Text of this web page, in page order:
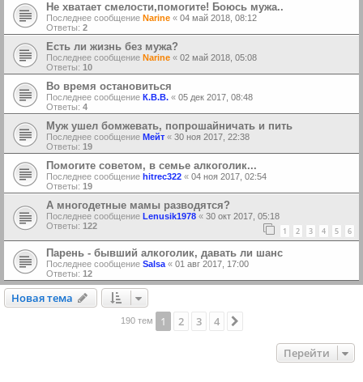
Не хватает смелости,помогите! Боюсь мужа..
Последнее сообщение Narine « 04 май 2018, 08:12
Ответы: 2
Есть ли жизнь без мужа?
Последнее сообщение Narine « 02 май 2018, 05:08
Ответы: 10
Во время остановиться
Последнее сообщение К.В.В. « 05 дек 2017, 08:48
Ответы: 4
Муж ушел бомжевать, попрошайничать и пить
Последнее сообщение Мейт « 30 ноя 2017, 22:38
Ответы: 19
Помогите советом, в семье алкоголик...
Последнее сообщение hitrec322 « 04 ноя 2017, 02:54
Ответы: 19
А многодетные мамы разводятся?
Последнее сообщение Lenusik1978 « 30 окт 2017, 05:18
Ответы: 122 1 2 3 4 5 6
Парень - бывший алкоголик, давать ли шанс
Последнее сообщение Salsa « 01 авг 2017, 17:00
Ответы: 12
Новая тема
Новаятема
190 тем 1 2 3 4
Перейти